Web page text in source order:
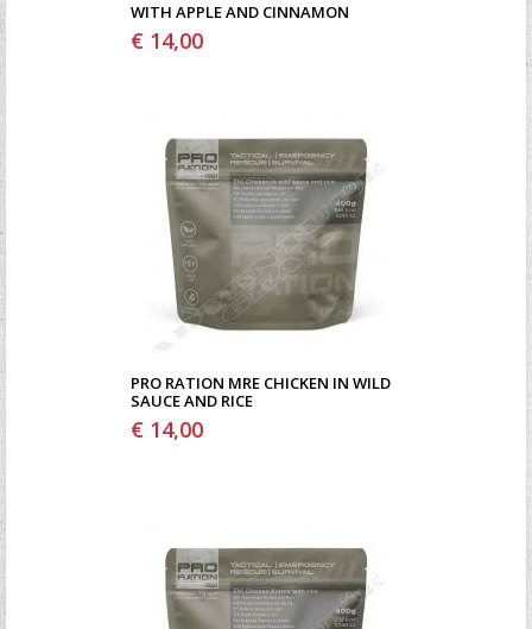
WITH APPLE AND CINNAMON
€ 14,00
PRO RATION MRE CHICKEN IN WILD
SAUCE AND RICE
€ 14,00